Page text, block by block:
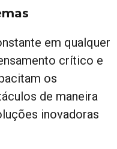
em qualquer
crítico e
os
de maneira
inovadoras